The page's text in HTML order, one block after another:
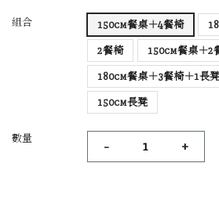
組合 150cm餐桌＋4餐椅
2餐椅 150cm餐桌＋2
180cm餐桌＋3餐椅＋1長凳
150cm長凳
數量 - +